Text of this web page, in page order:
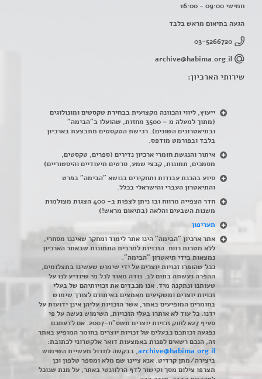
חמישי 09:00 - 16:00
הגעה בתיאום מראש בלבד
03-5266720
archive@habima.org.il
שירותי הארכיון:
ייעוץ, ליווי והכוונה מקצועית בבחירת טקסטים ומונולוגים
(מתוך למעלה מ – 3500 מחזות, שהועלו ב"הבימה"
ובתיאטרונים השונים). רכישת הטקסטים מתבצעת בארכיון
בלבד ובפורמט מודפס.
איתור והנגשת חומרי ארכיון נדירים (ספרים, טקסטים,
מסמכים, תמונות, קבצי שמע, סרטים תיעודיים והיסטוריים)
סיוע בהכנת עבודות ותחקירים בנושא "הבימה" בפרט
והתיאטרון העברי והישראלי בכלל.
חדר הצפייה מרווח ובו ניתן לצפות ב- 400 הצגות מצולמות
משנות השבעים והלאה (בתיאום מראש!)
תעריפון
אתר ארכיון "הבימה" הינו אתר לימוד ומחקר שאיננו מסחרי,
ללא מטרות רווח. הזכויות למרבית התמונות שבאתר הארכיון
נמצאות בידי תיאטרון "הבימה".
ככל שהופרו זכויות יוצרים על ידי שימוש שעשינו בתצלומים,
ההפרה נעשתה בתום לב. נודה מאוד לכל מי שיודיע לנו על
טעותנו ונתקנה מיד. אנו מכבדים את זכויותיהם של בעלי
זכויות יוצרים ומשקיעים מאמצים באיתורם לצורך שימוש
בחומרים המופיעים באתר, אשר הזכויות עליהן אינן ידועות על
ידנו. כל עוד לא אותרו בעלי הזכויות, השימוש נעשה על פי
סעיף 27א לחוק זכויות יוצרים תשס"ח-2007. אם לדעתכם
נפגעה זכותכם כבעלים של זכויות יוצרים בחומר המופיע באתר
זה, הנכם רשאים לפנות באמצעות דואר אלקטרוני לכתובת:
archive@habima.org.il, בבקשה לחדול מעשיית השימוש
ביצירה/מתן קרדיט. אנא ציינו שם מלא ומספר טלפון וכן
תצרפו צילום מסך וקישור לדף הרלוונטי באתר, על מנת שנוכל